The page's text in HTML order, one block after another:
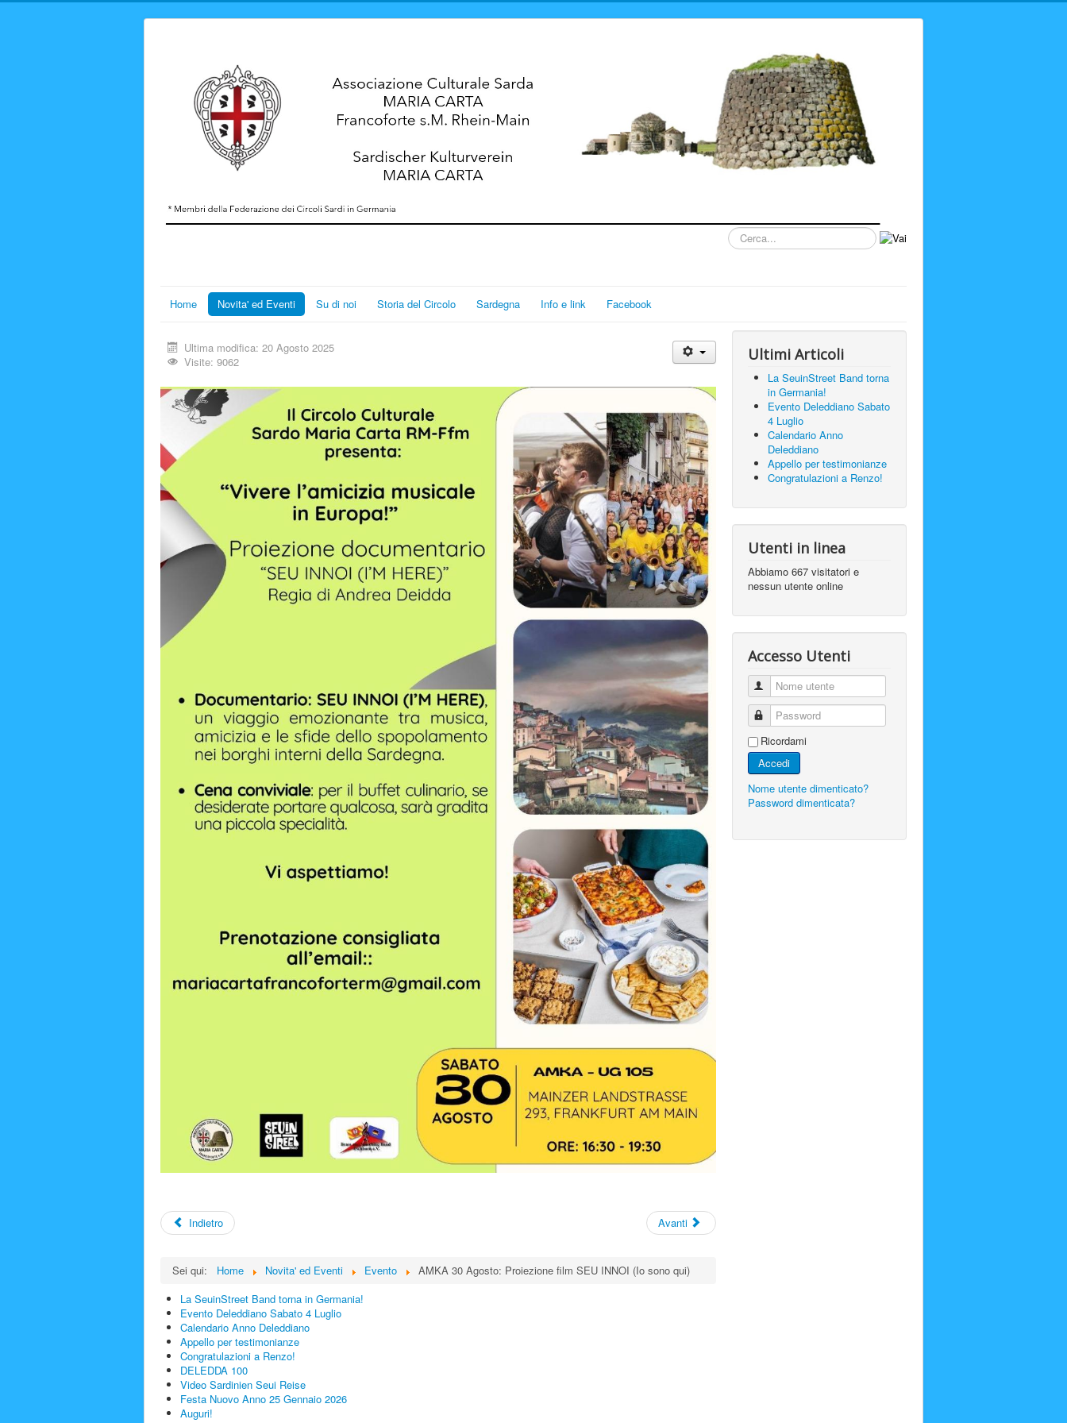
Cerca...
Home Novita' ed Eventi Su di noi Storia del Circolo Sardegna Info e link Facebook
Ultima modifica: 20 Agosto 2025
Visite: 9062
Indietro Avanti
Sei qui: Home Novita' ed Eventi Evento
AMKA 30 Agosto: Proiezione film SEU INNOI (Io sono qui)
La SeuinStreet Band torna in Germania!
Evento Deleddiano Sabato 4 Luglio
Calendario Anno Deleddiano
Appello per testimonianze
Congratulazioni a Renzo!
DELEDDA 100
Video Sardinien Seui Reise
Festa Nuovo Anno 25 Gennaio 2026
Auguri!
Ultimi Articoli
La SeuinStreet Band torna
in Germania!
Evento Deleddiano Sabato
4 Luglio
Calendario Anno
Deleddiano
Appello per testimonianze
Congratulazioni a Renzo!
Utenti in linea
Abbiamo 667 visitatori e
nessun utente online
Accesso Utenti
Nome utente
Password
Ricordami
Accedi
Nome utente dimenticato?
Password dimenticata?